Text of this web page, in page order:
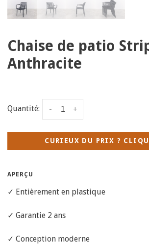
Chaise de patio
Anthracite
Quantité: +
-
CURIEUX DU PRIX ?
APERÇU
✓ Entièrement en plastique
✓ Garantie 2 ans
✓ Conception moderne